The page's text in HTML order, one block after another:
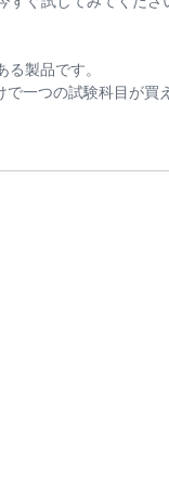
製品です。
一つの試験科目が買